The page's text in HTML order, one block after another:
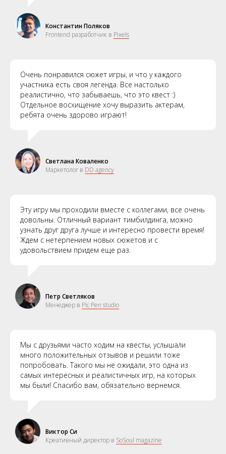
Константин Поляков
Frontend разработчик в Pixels
Очень понравился сюжет игры, и что у каждого
участника есть своя легенда. Все настолько
реалистично, что забываешь, что это квест :)
Отдельное восхищение хочу выразить актерам,
ребята очень здорово играют!
Светлана Коваленко
Маркетолог в DD agency
Эту игру мы проходили вместе с коллегами, все очень
довольны. Отличный вариант тимбилдинга, можно
узнать друг друга лучше и интересно провести время!
Ждем с нетерпением новых сюжетов и с
удовольствием придем еще раз.
Петр Светляков
Менеджер в Pic Pen studio
Мы с друзьями часто ходим на квесты, услышали
много положительных отзывов и решили тоже
попробовать. Такого мы не ожидали, это одна из
самых интересных и реалистичных игр, на которых
мы были! Спасибо вам, обязательно вернемся.
Виктор Си
Креативный директор в SoSoul magazine